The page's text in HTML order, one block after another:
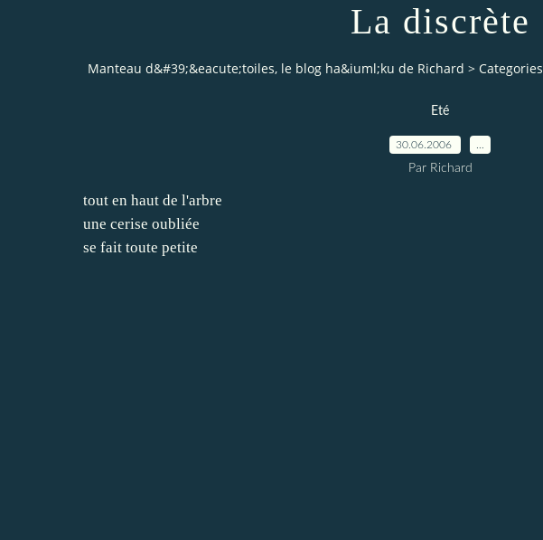
La discrète
Manteau d&#39;&eacute;toiles, le blog ha&iuml;ku de Richard > Categories
Eté
30.06.2006
Par Richard
tout en haut de l'arbre
une cerise oubliée
se fait toute petite